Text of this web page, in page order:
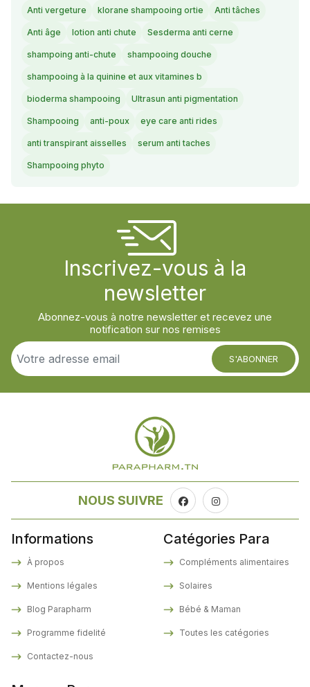
Anti vergeture klorane shampooing ortie Anti tâches
Anti âge lotion anti chute Sesderma anti cerne
shampoing anti-chute shampooing douche
shampooing à la quinine et aux vitamines b
bioderma shampooing Ultrasun anti pigmentation
Shampooing anti-poux eye care anti rides
anti transpirant aisselles serum anti taches
Shampooing phyto
Inscrivez-vous à la
newsletter
Abonnez-vous à notre newsletter et recevez une
notification sur nos remises
S'ABONNER
NOUS SUIVRE
Informations
À propos
Mentions légales
Blog Parapharm
Programme fidelité
Contactez-nous
Catégories Para
Compléments alimentaires
Solaires
Bébé & Maman
Toutes les catégories